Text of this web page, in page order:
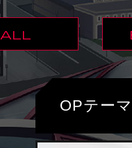
ALL
OPテーマ